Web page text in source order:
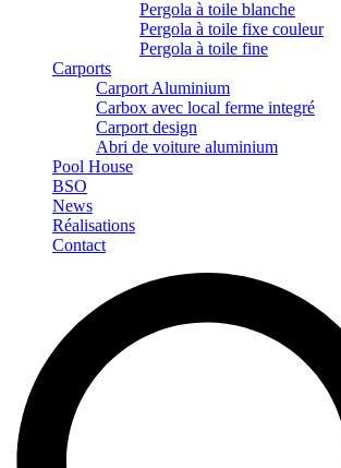
Pergola à toile blanche
Pergola à toile fixe couleur
Pergola à toile fine
Carports
Carport Aluminium
Carbox avec local ferme integré
Carport design
Abri de voiture aluminium
Pool House
BSO
News
Réalisations
Contact